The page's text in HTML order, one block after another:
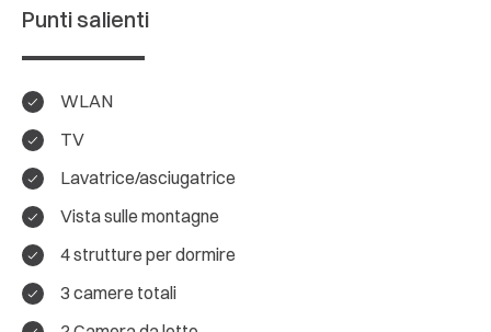
Punti salienti
WLAN
TV
Lavatrice/asciugatrice
Vista sulle montagne
4 strutture per dormire
3 camere totali